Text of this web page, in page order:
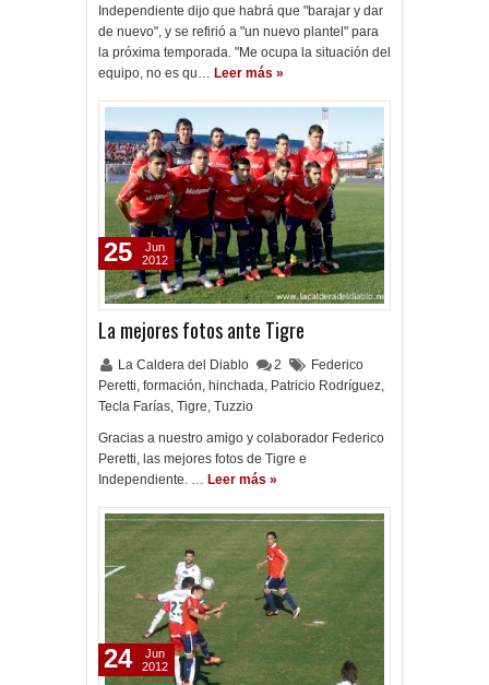
Independiente dijo que habrá que "barajar y dar
de nuevo", y se refirió a "un nuevo plantel" para
la próxima temporada. "Me ocupa la situación del
equipo, no es qu… Leer más »
La mejores fotos ante Tigre
La Caldera del Diablo 2
Federico
Peretti, formación, hinchada, Patricio Rodríguez,
Tecla Farías, Tigre, Tuzzio
Gracias a nuestro amigo y colaborador Federico
Peretti, las mejores fotos de Tigre e
Independiente. … Leer más »
25
Jun
2012
24
Jun
2012